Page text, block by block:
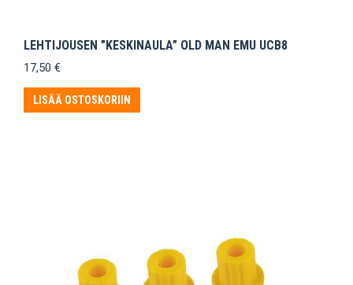
LEHTIJOUSEN ”KESKINAULA” OLD MAN EMU UCB8
17,50 €
LISÄÄ OSTOSKORIIN